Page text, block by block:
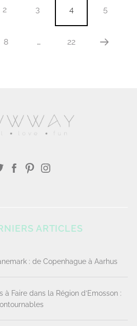
2 3 4 5
8 … 22
ARTICLES
: de Copenhague à Aarhus
à Faire dans la Région d’Emosson :